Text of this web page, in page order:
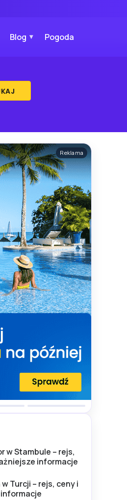
Blog Pogoda
Reklama
w Stambule – rejs,
informacje
Turcji – rejs, ceny i